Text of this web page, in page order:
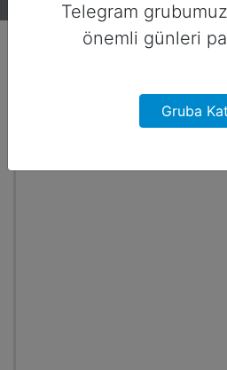
Telegram
önemli günleri
Gruba